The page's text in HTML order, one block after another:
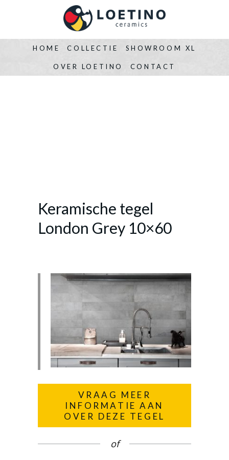
HOME COLLECTIE SHOWROOM XL
OVER LOETINO CONTACT
Keramische tegel
London Grey 10×60
VRAAG MEER
INFORMATIE AAN
OVER DEZE TEGEL
of